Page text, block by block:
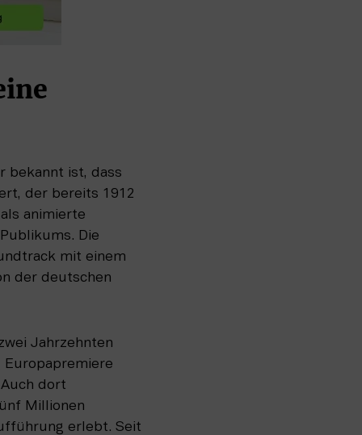
bekannt ist, dass
der bereits 1912
animierte
Die
mit einem
der deutschen
Jahrzehnten
Europapremiere
dort
Millionen
erlebt. Seit